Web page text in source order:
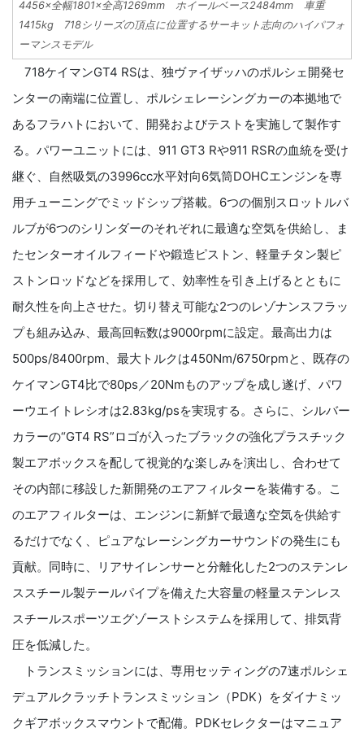
4456×全幅1801×全高1269mm ホイールベース2484mm 車重
1415kg 718シリーズの頂点に位置するサーキット志向のハイパフォ
ーマンスモデル
718ケイマンGT4 RSは、独ヴァイザッハのポルシェ開発セ
ンターの南端に位置し、ポルシェレーシングカーの本拠地で
あるフラハトにおいて、開発およびテストを実施して製作す
る。パワーユニットには、911 GT3 Rや911 RSRの血統を受け
継ぐ、自然吸気の3996cc水平対向6気筒DOHCエンジンを専
用チューニングでミッドシップ搭載。6つの個別スロットルバ
ルブが6つのシリンダーのそれぞれに最適な空気を供給し、ま
たセンターオイルフィードや鍛造ピストン、軽量チタン製ピ
ストンロッドなどを採用して、効率性を引き上げるとともに
耐久性を向上させた。切り替え可能な2つのレゾナンスフラッ
プも組み込み、最高回転数は9000rpmに設定。最高出力は
500ps/8400rpm、最大トルクは450Nm/6750rpmと、既存の
ケイマンGT4比で80ps／20Nmものアップを成し遂げ、パワ
ーウエイトレシオは2.83kg/psを実現する。さらに、シルバー
カラーの“GT4 RS”ロゴが入ったブラックの強化プラスチック
製エアボックスを配して視覚的な楽しみを演出し、合わせて
その内部に移設した新開発のエアフィルターを装備する。こ
のエアフィルターは、エンジンに新鮮で最適な空気を供給す
るだけでなく、ピュアなレーシングカーサウンドの発生にも
貢献。同時に、リアサイレンサーと分離化した2つのステンレ
ススチール製テールパイプを備えた大容量の軽量ステンレス
スチールスポーツエグゾーストシステムを採用して、排気背
圧を低減した。
トランスミッションには、専用セッティングの7速ポルシェ
デュアルクラッチトランスミッション（PDK）をダイナミッ
クギアボックスマウントで配備。PDKセレクターはマニュア